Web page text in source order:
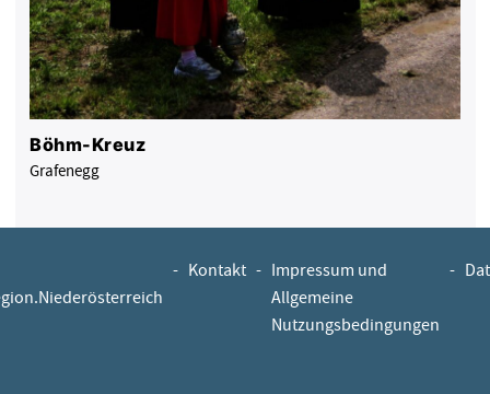
Böhm-Kreuz
Grafenegg
- Kontakt - Impressum und
Allgemeine
Nutzungsbedingungen
-